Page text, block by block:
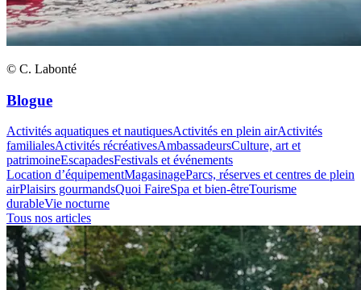
© C. Labonté
Blogue
Activités aquatiques et nautiquesActivités en plein airActivités
familialesActivités récréativesAmbassadeursCulture, art et
patrimoineEscapadesFestivals et événements
Location d’équipementMagasinageParcs, réserves et centres de plein
airPlaisirs gourmandsQuoi FaireSpa et bien-êtreTourisme
durableVie nocturne
Tous nos articles